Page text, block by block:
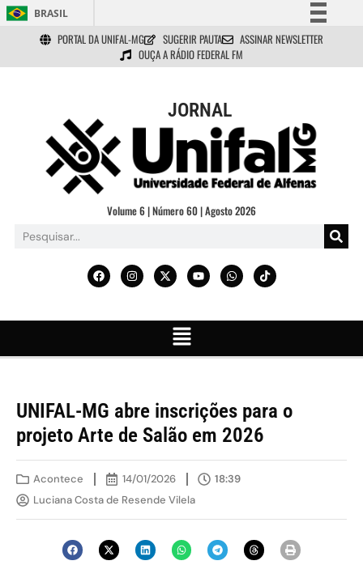
BRASIL
Simplifique!
Comunica BR
Acesso à informação
Legislação
Canais
PORTAL DA UNIFAL-MG SUGERIR PAUTA
ASSINAR NEWSLETTER
OUÇA A RÁDIO FEDERAL FM
JORNAL
Volume 6 | Número 60 | Agosto 2026
UNIFAL-MG abre inscrições para o
projeto Arte de Salão em 2026
Acontece 14/01/2026
18:39
Luciana Costa de Resende Vilela